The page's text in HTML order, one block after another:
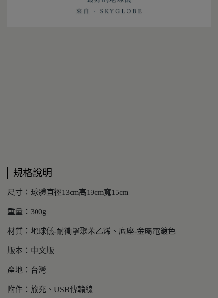
規格說明
尺寸：球體直徑13cm高19cm寬15cm
重量：300g
材質：地球儀-耐衝擊聚苯乙烯、底座-金屬電鍍色
版本：中文版
產地：台灣
附件：旅充、USB傳輸線